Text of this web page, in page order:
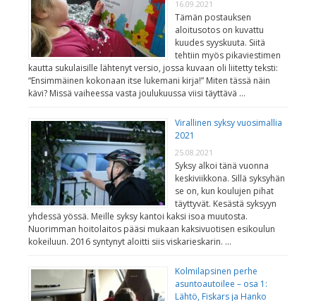
16.09.2021
Tämän postauksen
aloitusotos on kuvattu
kuudes syyskuuta. Siitä
tehtiin myös pikaviestimen
kautta sukulaisille lähtenyt versio, jossa kuvaan oli liitetty teksti:
“Ensimmäinen kokonaan itse lukemani kirja!” Miten tässä näin
kävi? Missä vaiheessa vasta joulukuussa viisi täyttävä …
Virallinen syksy vuosimallia
2021
25.08.2021
Syksy alkoi tänä vuonna
keskiviikkona. Sillä syksyhän
se on, kun koulujen pihat
täyttyvät. Kesästä syksyyn
yhdessä yössä. Meille syksy kantoi kaksi isoa muutosta.
Nuorimman hoitolaitos pääsi mukaan kaksivuotisen esikoulun
kokeiluun. 2016 syntynyt aloitti siis viskarieskarin. …
Kolmilapsinen perhe
asuntoautoilee – osa 1:
Lähtö, Fiskars ja Hanko